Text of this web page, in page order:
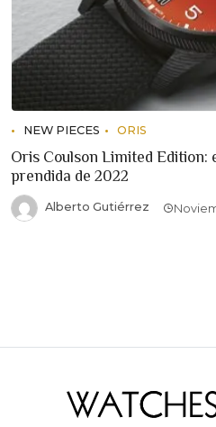
NEW PIECES ORIS
Oris Coulson Limited Edition:
prendida de 2022
Alberto Gutiérrez